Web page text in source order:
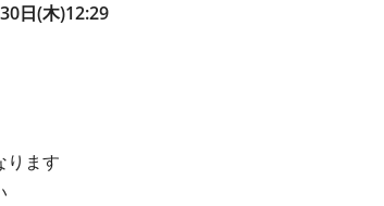
日(木)12:29
ります